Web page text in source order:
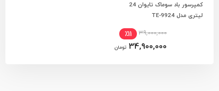
افزودن به سبد خریدکمپرسور باد سوماک تایوان 24
لیتری مدل TE-9924
39,000,000 ٪11
34,900,000 تومان